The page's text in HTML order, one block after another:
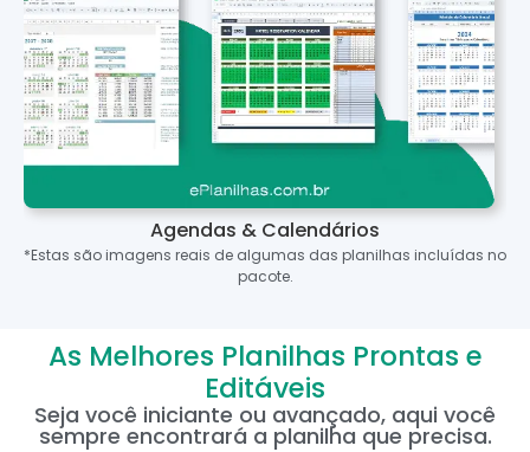
Agendas & Calendários
*Estas são imagens reais de algumas das planilhas incluídas no
pacote.
As Melhores Planilhas Prontas e
Editáveis
Seja você iniciante ou avançado, aqui você
sempre encontrará a planilha que precisa.